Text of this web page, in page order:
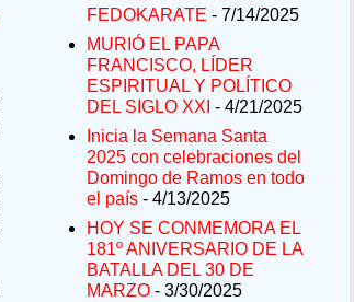
FEDOKARATE - 7/14/2025
MURIÓ EL PAPA
FRANCISCO, LÍDER
ESPIRITUAL Y POLÍTICO
DEL SIGLO XXI - 4/21/2025
Inicia la Semana Santa
2025 con celebraciones del
Domingo de Ramos en todo
el país - 4/13/2025
HOY SE CONMEMORA EL
181º ANIVERSARIO DE LA
BATALLA DEL 30 DE
MARZO - 3/30/2025